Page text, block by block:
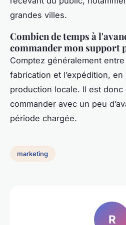
grandes villes.
Combien de temps à
commander mon support
Comptez généralement
fabrication et l’expédition, en
production locale. Il est donc
commander avec un peu
période chargée.
marketing
R